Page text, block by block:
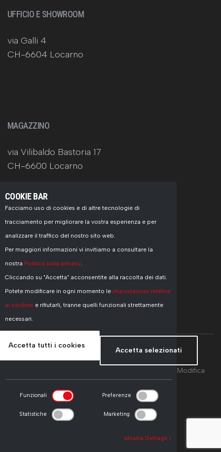
UFFICIO E SHOWROOM
via Galli 4
CH-6604 Locarno
MAGAZZINO
via Vilibaldo Bastoria 17
CH-6600 Locarno
CONTATTI
+41 91 751 77 55
info@pasinelli.ch
Modifica
Made byORGANICA
COOKIE BAR
Facciamo uso di cookies e di altre tecnologie di
tracciamento per migliorare la vostra esperienza e per
analizzare il traffico del nostro sito web.
Per maggiori informazioni vi invitiamo a consultare la
nostra Politica sulla privacy.
Cliccando su "Accetta" acconsentite alla raccolta dei dati.
Potete modificare in ogni momento le impostazioni relative
ai cookies e rifiutarli, tranne quelli funzionali strettamente
necessari.
Accetta tutti i cookies
Accetta selezionati
Funzionali Preferenze
Statistiche Marketing
Mostra Dettagli >